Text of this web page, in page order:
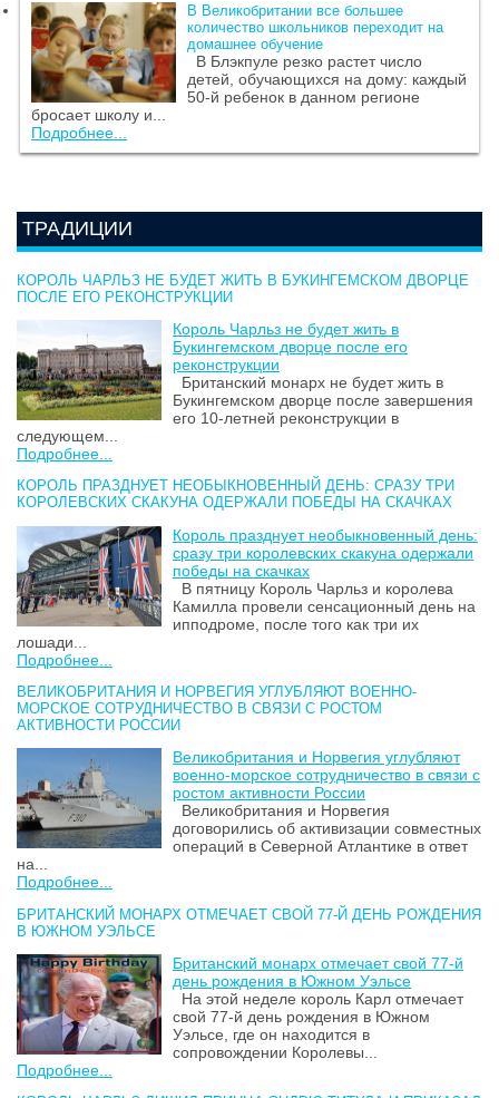
В Великобритании все большее
количество школьников переходит на
домашнее обучение
В Блэкпуле резко растет число
детей, обучающихся на дому: каждый
50-й ребенок в данном регионе
бросает школу и...
Подробнее...
ТРАДИЦИИ
КОРОЛЬ ЧАРЛЬЗ НЕ БУДЕТ ЖИТЬ В БУКИНГЕМСКОМ ДВОРЦЕ
ПОСЛЕ ЕГО РЕКОНСТРУКЦИИ
Король Чарльз не будет жить в
Букингемском дворце после его
реконструкции
Британский монарх не будет жить в
Букингемском дворце после завершения
его 10-летней реконструкции в
следующем...
Подробнее...
КОРОЛЬ ПРАЗДНУЕТ НЕОБЫКНОВЕННЫЙ ДЕНЬ: СРАЗУ ТРИ
КОРОЛЕВСКИХ СКАКУНА ОДЕРЖАЛИ ПОБЕДЫ НА СКАЧКАХ
Король празднует необыкновенный день:
сразу три королевских скакуна одержали
победы на скачках
В пятницу Король Чарльз и королева
Камилла провели сенсационный день на
ипподроме, после того как три их
лошади...
Подробнее...
ВЕЛИКОБРИТАНИЯ И НОРВЕГИЯ УГЛУБЛЯЮТ ВОЕННО-
МОРСКОЕ СОТРУДНИЧЕСТВО В СВЯЗИ С РОСТОМ
АКТИВНОСТИ РОССИИ
Великобритания и Норвегия углубляют
военно-морское сотрудничество в связи с
ростом активности России
Великобритания и Норвегия
договорились об активизации совместных
операций в Северной Атлантике в ответ
на...
Подробнее...
БРИТАНСКИЙ МОНАРХ ОТМЕЧАЕТ СВОЙ 77-Й ДЕНЬ РОЖДЕНИЯ
В ЮЖНОМ УЭЛЬСЕ
Британский монарх отмечает свой 77-й
день рождения в Южном Уэльсе
На этой неделе король Карл отмечает
свой 77-й день рождения в Южном
Уэльсе, где он находится в
сопровождении Королевы...
Подробнее...